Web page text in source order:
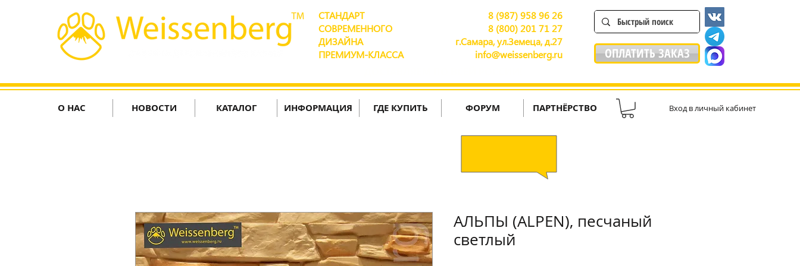
СТАНДАРТ
СОВРЕМЕННОГО
ДИЗАЙНА
ПРЕМИУМ-КЛАССА
ОПЛАТИТЬ ЗАКАЗ
8 (987) 958 96 26
8 (800) 201 71 27
г.Самара, ул.Земеца, д.27
info@weissenberg.ru
О НАС НОВОСТИ КАТАЛОГ ИНФОРМАЦИЯ ГДЕ КУПИТЬ ФОРУМ ПАРТНЁРСТВО Вход в личный кабинет
АЛЬПЫ (ALPEN), песчаный
светлый